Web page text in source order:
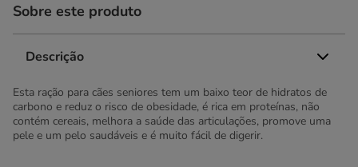
Sobre este produto
Descrição
Esta ração para cães seniores tem um baixo teor de hidratos de
carbono e reduz o risco de obesidade, é rica em proteínas, não
contém cereais, melhora a saúde das articulações, promove uma
pele e um pelo saudáveis e é muito fácil de digerir.